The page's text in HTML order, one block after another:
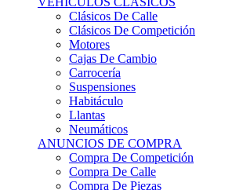
Clásicos De Competición
Motores
Cajas De Cambio
Carrocería
Suspensiones
Habitáculo
Llantas
Neumáticos
ANUNCIOS DE COMPRA
Compra De Competición
Compra De Calle
Compra De Piezas
KARTING